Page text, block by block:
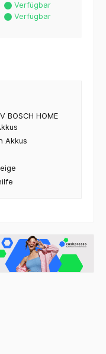
Verfügbar
Verfügbar
BOSCH HOME
Akkus